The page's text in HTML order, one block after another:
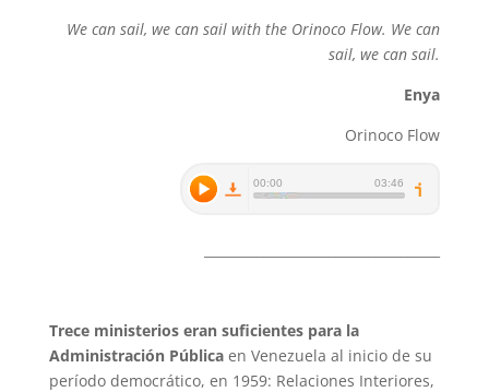
We can sail, we can sail with the Orinoco Flow. We can
sail, we can sail.
Enya
Orinoco Flow
Trece ministerios eran suficientes para la
Administración Públicaen Venezuela al inicio de su
período democrático, en 1959: Relaciones Interiores,